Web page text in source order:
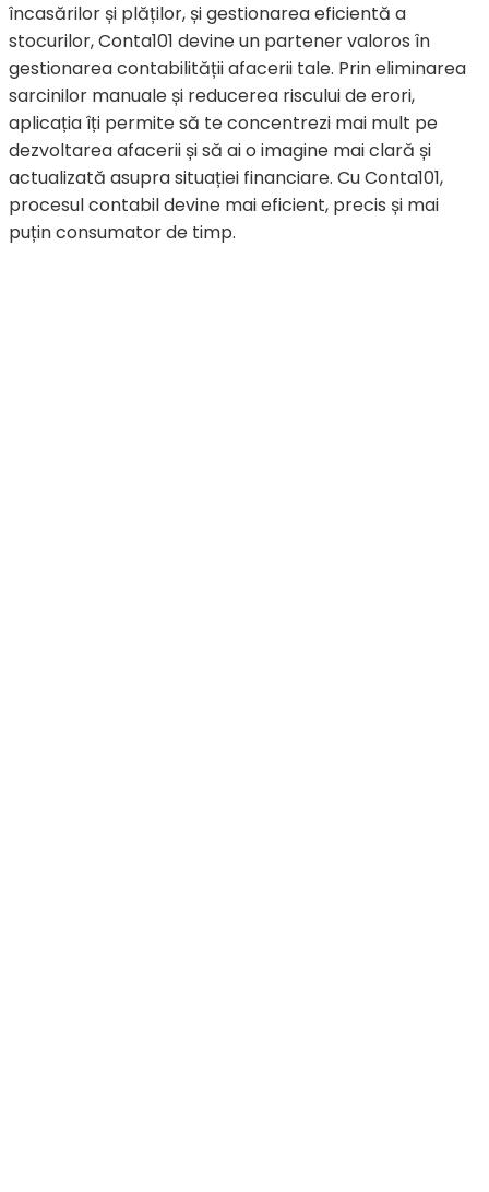
încasărilor și plăților, și gestionarea eficientă a
stocurilor, Conta101 devine un partener valoros în
gestionarea contabilității afacerii tale. Prin eliminarea
sarcinilor manuale și reducerea riscului de erori,
aplicația îți permite să te concentrezi mai mult pe
dezvoltarea afacerii și să ai o imagine mai clară și
actualizată asupra situației financiare. Cu Conta101,
procesul contabil devine mai eficient, precis și mai
puțin consumator de timp.